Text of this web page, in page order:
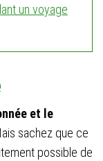
un voyage
et le
sachez que ce
possible de